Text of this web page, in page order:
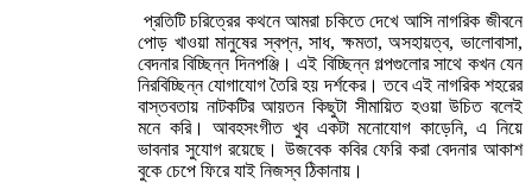
প্রতিটি চরিত্রের কথনে আমরা চকিতে দেখে আসি নাগরিক জীবনে
পোড় খাওয়া মানুষের স্বপ্ন, সাধ, ক্ষমতা, অসহায়ত্ব, ভালোবাসা,
বেদনার বিচ্ছিন্ন দিনপঞ্জি। এই বিচ্ছিন্ন গল্পগুলোর সাথে কখন যেন
নিরবিচ্ছিন্ন যোগাযোগ তৈরি হয় দর্শকের। তবে এই নাগরিক শহরের
বাস্তবতায় নাটকটির আয়তন কিছুটা সীমায়িত হওয়া উচিত বলেই
মনে করি। আবহসংগীত খুব একটা মনোযোগ কাড়েনি, এ নিয়ে
ভাবনার সুযোগ রয়েছে। উজবেক কবির ফেরি করা বেদনার আকাশ
বুকে চেপে ফিরে যাই নিজস্ব ঠিকানায়।